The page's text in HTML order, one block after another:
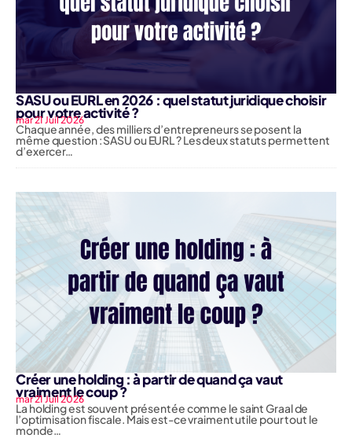
SASU ou EURL en 2026 : quel statut juridique choisir
pour votre activité ?
mar 21 Juil 2026
Chaque année, des milliers d’entrepreneurs se posent la
même question : SASU ou EURL ? Les deux statuts permettent
d’exercer…
Créer une holding : à partir de quand ça vaut
vraiment le coup ?
mar 21 Juil 2026
La holding est souvent présentée comme le saint Graal de
l’optimisation fiscale. Mais est-ce vraiment utile pour tout le
monde…